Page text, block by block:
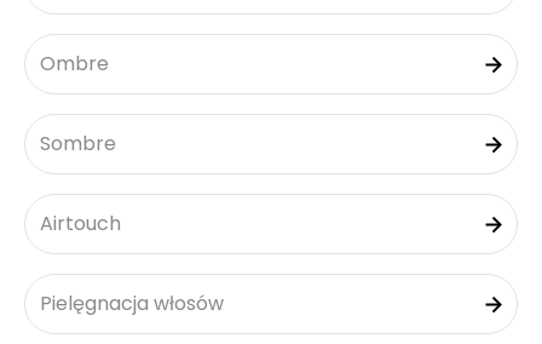
Ombre
Sombre
Airtouch
Pielęgnacja włosów